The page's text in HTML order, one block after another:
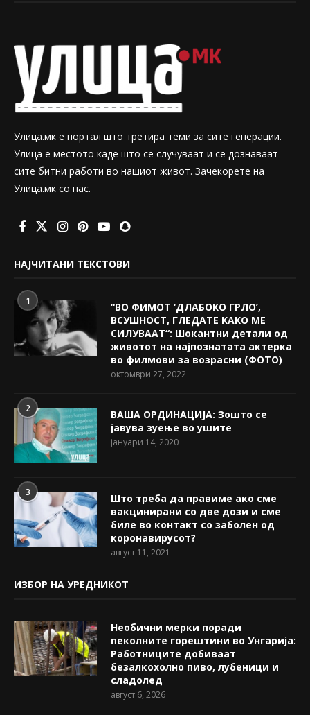
Улица.мк е портал што третира теми за сите генерации.
Улица е местото каде што се случуваат и се дознаваат
сите битни работи во нашиот живот. Зачекорете на
Улица.мк со нас.
НАЈЧИТАНИ ТЕКСТОВИ
1
“ВО ФИМОТ ‘ДЛАБОКО ГРЛО’,
ВСУШНОСТ, ГЛЕДАТЕ КАКО МЕ
СИЛУВААТ“: Шокантни детали од
животот на најпознатата актерка
во филмови за возрасни (ФОТО)
октомври 27, 2022
2
ВАША ОРДИНАЦИЈА: Зошто се
јавува зуење во ушите
јануари 14, 2020
3
Што треба да правиме ако сме
вакцинирани со две дози и сме
биле во контакт со заболен од
коронавирусот?
август 11, 2021
ИЗБОР НА УРЕДНИКОТ
Необични мерки поради
пеколните горештини во Унгарија:
Работниците добиваат
безалкохолно пиво, лубеници и
сладолед
август 6, 2026